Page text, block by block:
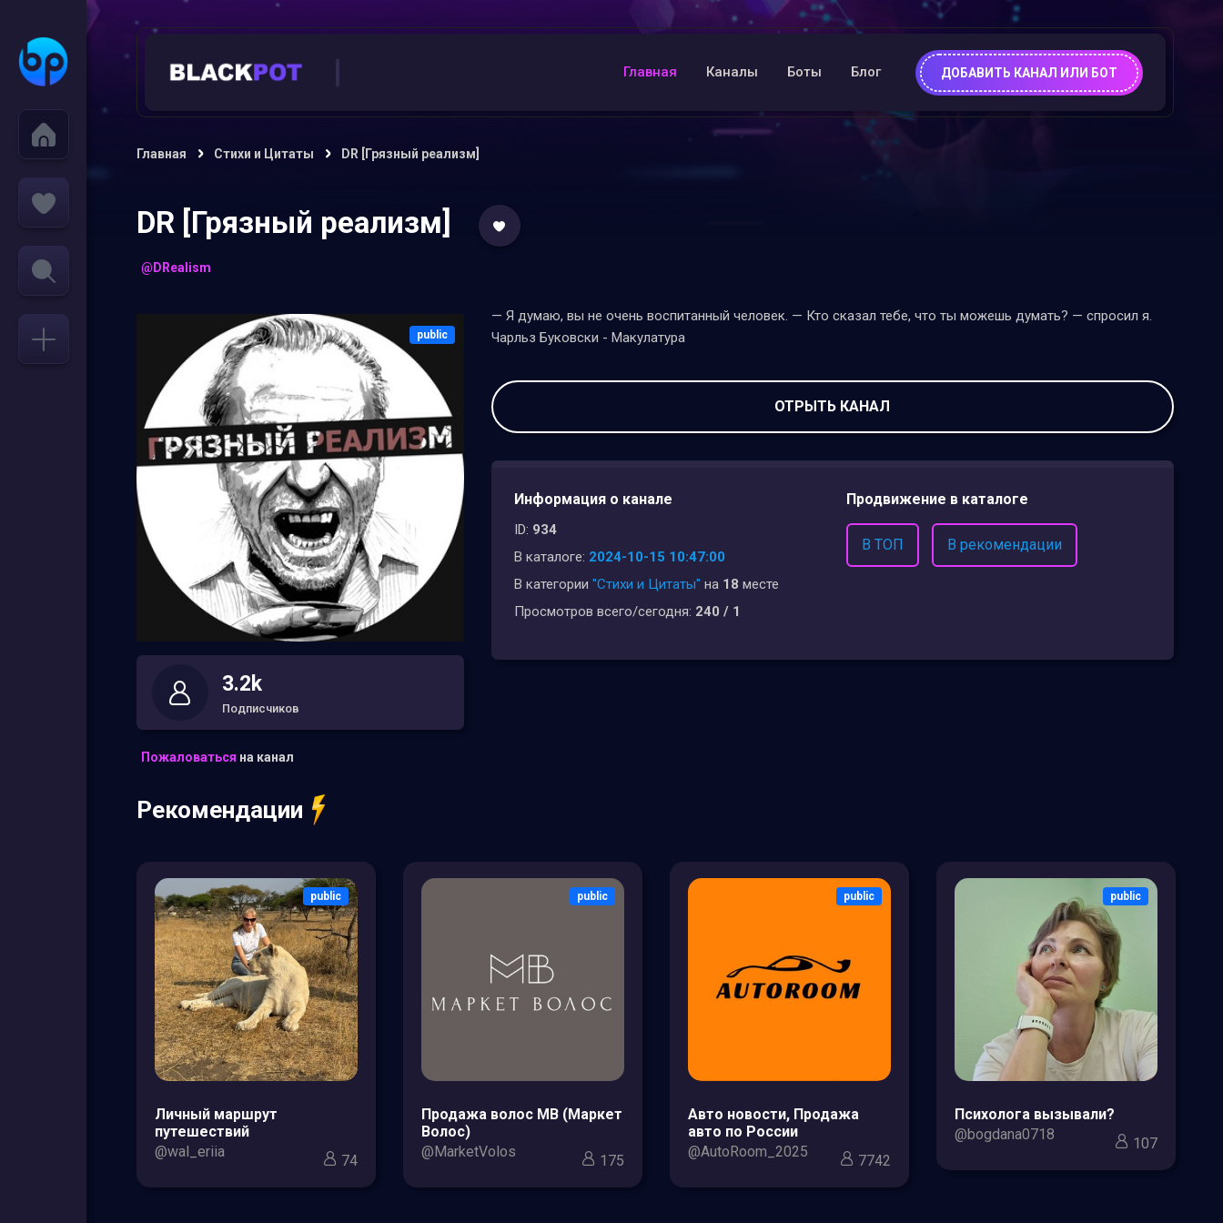
Главная Каналы Боты Блог ДОБАВИТЬ КАНАЛ ИЛИ БОТ
Главная Стихи и Цитаты DR [Грязный реализм]
DR [Грязный реализм]
@DRealism
public
3.2k
Подписчиков
Пожаловаться на канал
— Я думаю, вы не очень воспитанный человек. — Кто сказал тебе, что ты можешь думать? — спросил я.
Чарльз Буковски - Макулатура
ОТРЫТЬ КАНАЛ
Информация о канале
ID: 934
В каталоге: 2024-10-15 10:47:00
В категории "Стихи и Цитаты" на 18 месте
Просмотров всего/сегодня: 240 / 1
Продвижение в каталоге
В ТОП В рекомендации
Рекомендации
public
Личный маршрут
путешествий
@wal_eriia
74
public
Продажа волос МВ (Маркет
Волос)
@MarketVolos
175
public
Авто новости, Продажа
авто по России
@AutoRoom_2025
7742
public
Психолога вызывали?
@bogdana0718
107